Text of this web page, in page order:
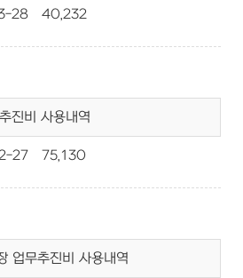
28 40,232
진비 사용내역
27 75,130
업무추진비 사용내역